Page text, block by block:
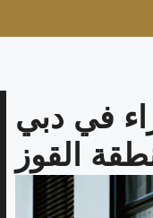
في دبي
القوز